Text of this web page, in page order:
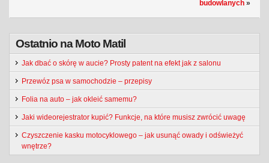
budowlanych »
Ostatnio na Moto Matil
Jak dbać o skórę w aucie? Prosty patent na efekt jak z salonu
Przewóz psa w samochodzie – przepisy
Folia na auto – jak okleić samemu?
Jaki wideorejestrator kupić? Funkcje, na które musisz zwrócić uwagę
Czyszczenie kasku motocyklowego – jak usunąć owady i odświeżyć
wnętrze?